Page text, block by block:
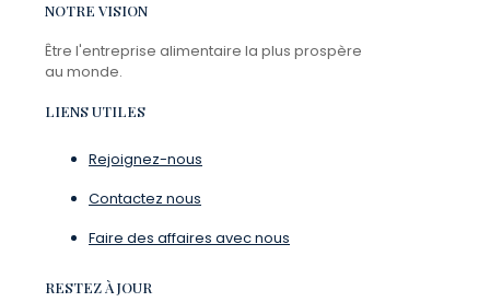
NOTRE VISION
Être l'entreprise alimentaire la plus prospère
au monde.
LIENS UTILES
Rejoignez-nous
Contactez nous
Faire des affaires avec nous
RESTEZ À JOUR